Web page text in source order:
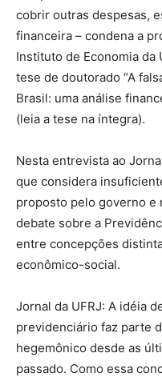
cobrir outras despesas,
financeira – condena a
Instituto de Economia da
tese de doutorado “A
Brasil: uma análise
(leia a tese na íntegra).
Nesta entrevista ao
que considera
proposto pelo governo e
debate sobre a
entre concepções
econômico-social.
Jornal da UFRJ: A idéia
previdenciário faz parte
hegemônico desde as
passado. Como essa